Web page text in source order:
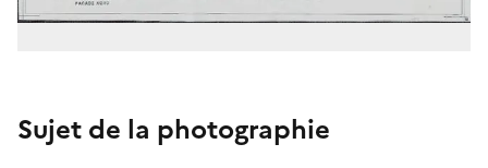
Sujet de la photographie